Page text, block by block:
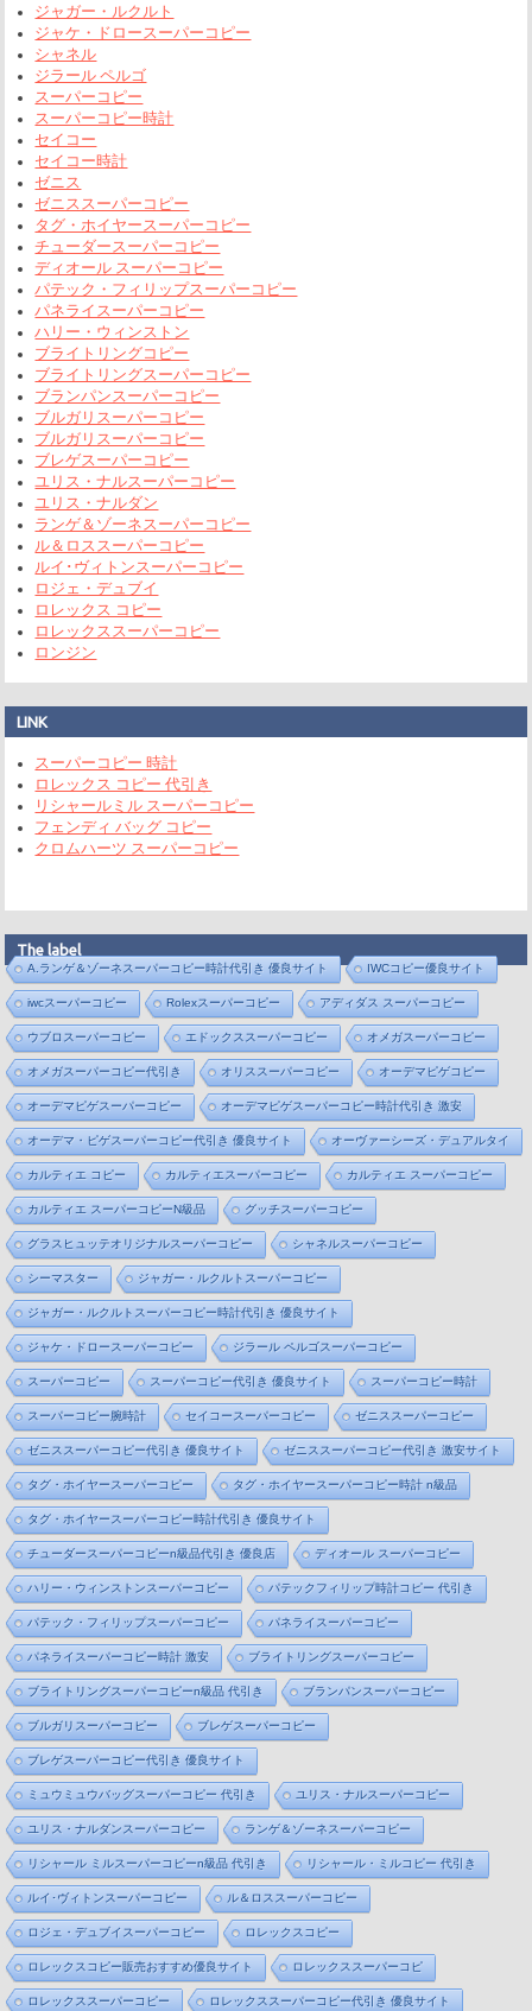
ジャガー・ルクルト
ジャケ・ドロースーパーコピー
シャネル
ジラール ペルゴ
スーパーコピー
スーパーコピー時計
セイコー
セイコー時計
ゼニス
ゼニススーパーコピー
タグ・ホイヤースーパーコピー
チューダースーパーコピー
ディオール スーパーコピー
パテック・フィリップスーパーコピー
パネライスーパーコピー
ハリー・ウィンストン
ブライトリングコピー
ブライトリングスーパーコピー
ブランパンスーパーコピー
ブルガリスーパーコピー
ブルガリスーパーコピー
ブレゲスーパーコピー
ユリス・ナルスーパーコピー
ユリス・ナルダン
ランゲ＆ゾーネスーパーコピー
ル＆ロススーパーコピー
ルイ･ヴィトンスーパーコピー
ロジェ・デュブイ
ロレックス コピー
ロレックススーパーコピー
ロンジン
LINK
スーパーコピー 時計
ロレックス コピー 代引き
リシャールミル スーパーコピー
フェンディ バッグ コピー
クロムハーツ スーパーコピー
The label
A.ランゲ＆ゾーネスーパーコピー時計代引き 優良サイト IWCコピー優良サイト
iwcスーパーコピー Rolexスーパーコピー アディダス スーパーコピー
ウブロスーパーコピー エドックススーパーコピー オメガスーパーコピー
オメガスーパーコピー代引き オリススーパーコピー オーデマピゲコピー
オーデマピゲスーパーコピー オーデマピゲスーパーコピー時計代引き 激安
オーデマ・ピゲスーパーコピー代引き 優良サイト オーヴァーシーズ・デュアルタイ
カルティエ コピー カルティエスーパーコピー カルティエ スーパーコピー
カルティエ スーパーコピーN級品 グッチスーパーコピー
グラスヒュッテオリジナルスーパーコピー シャネルスーパーコピー
シーマスター ジャガー・ルクルトスーパーコピー
ジャガー・ルクルトスーパーコピー時計代引き 優良サイト
ジャケ・ドロースーパーコピー ジラール ペルゴスーパーコピー
スーパーコピー スーパーコピー代引き 優良サイト スーパーコピー時計
スーパーコピー腕時計 セイコースーパーコピー ゼニススーパーコピー
ゼニススーパーコピー代引き 優良サイト ゼニススーパーコピー代引き 激安サイト
タグ・ホイヤースーパーコピー タグ・ホイヤースーパーコピー時計 n級品
タグ・ホイヤースーパーコピー時計代引き 優良サイト
チューダースーパーコピーn級品代引き 優良店 ディオール スーパーコピー
ハリー・ウィンストンスーパーコピー パテックフィリップ時計コピー 代引き
パテック・フィリップスーパーコピー パネライスーパーコピー
パネライスーパーコピー時計 激安 ブライトリングスーパーコピー
ブライトリングスーパーコピーn級品 代引き ブランパンスーパーコピー
ブルガリスーパーコピー ブレゲスーパーコピー
ブレゲスーパーコピー代引き 優良サイト
ミュウミュウバッグスーパーコピー 代引き ユリス・ナルスーパーコピー
ユリス・ナルダンスーパーコピー ランゲ＆ゾーネスーパーコピー
リシャール ミルスーパーコピーn級品 代引き リシャール・ミルコピー 代引き
ルイ･ヴィトンスーパーコピー ル＆ロススーパーコピー
ロジェ・デュブイスーパーコピー ロレックスコピー
ロレックスコピー販売おすすめ優良サイト ロレックススーパーコピ
ロレックススーパーコピー ロレックススーパーコピー代引き 優良サイト